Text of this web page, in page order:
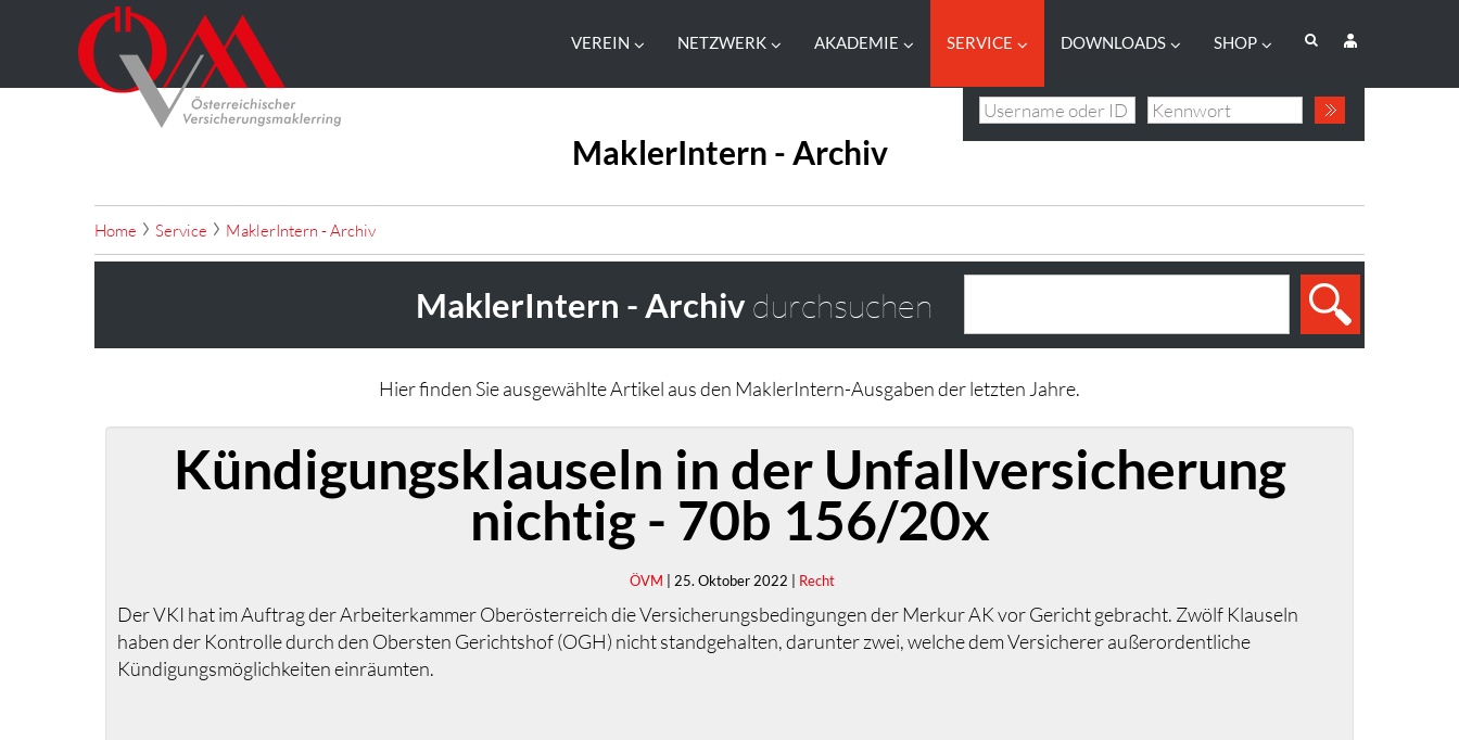
VEREIN NETZWERK AKADEMIE SERVICE DOWNLOADS SHOP
MaklerIntern - Archiv
Home Service MaklerIntern - Archiv
MaklerIntern - Archivdurchsuchen
Hier finden Sie ausgewählte Artikel aus den MaklerIntern-Ausgaben der letzten Jahre.
Kündigungsklauseln in der Unfallversicherung
nichtig - 70b 156/20x
ÖVM | 25. Oktober 2022 | Recht
Der VKI hat im Auftrag der Arbeiterkammer Oberösterreich die Versicherungsbedingungen der Merkur AK vor Gericht gebracht. Zwölf Klauseln
haben der Kontrolle durch den Obersten Gerichtshof (OGH) nicht standgehalten, darunter zwei, welche dem Versicherer außerordentliche
Kündigungsmöglichkeiten einräumten.